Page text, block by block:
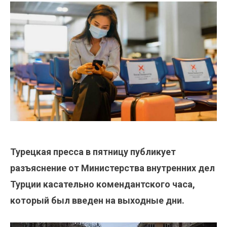
Турецкая пресса в пятницу публикует
разъяснение от Министерства внутренних дел
Турции касательно комендантского часа,
который был введен на выходные дни.